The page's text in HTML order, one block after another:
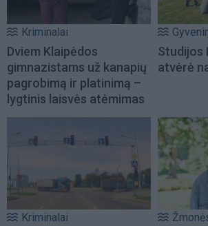
Kriminalai
Dviem Klaipėdos
gimnazistams už kanapių
pagrobimą ir platinimą –
lygtinis laisvės atėmimas
Studijos
atvėrė
Kriminalai